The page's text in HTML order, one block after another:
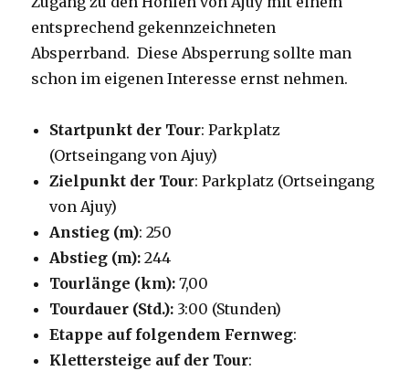
entsprechend gekennzeichneten
Absperrband. Diese Absperrung sollte man
schon im eigenen Interesse ernst nehmen.
Startpunkt der Tour: Parkplatz
(Ortseingang von Ajuy)
Zielpunkt der Tour: Parkplatz (Ortseingang
von Ajuy)
Anstieg (m): 250
Abstieg (m): 244
Tourlänge (km):7,00
Tourdauer (Std.): 3:00 (Stunden)
Etappe auf folgendem Fernweg:
Klettersteige auf der Tour: